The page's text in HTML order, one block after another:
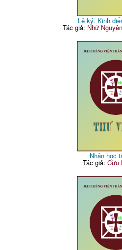
Lễ ký. Kinh
Tác giả: Nhữ
Nhân học
Tác giả:Cừu